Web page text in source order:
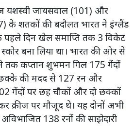
यशस्वी जायसवाल (101) और
के शतकों की बदौलत भारत ने इंग्लैंड
दिन खेल समाप्ति तक 3 विकेट
बना लिया था। भारत की ओर से
तक कप्तान शुभमन गिल 175 गेंदों
की मदद से 127 रन और
गेंदों पर छह चौकों और दो छक्कों
क्रीज पर मौजूद थे। यह दोनों अभी
138 रनों की साझेदारी